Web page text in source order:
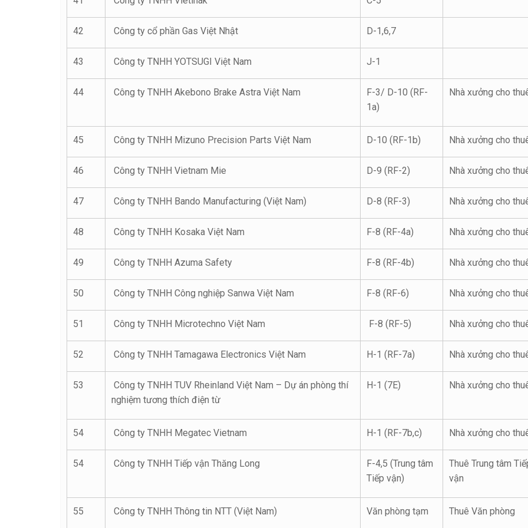
42 Công ty cổ phần Gas Việt Nhật D-1,6,7
43 Công ty TNHH YOTSUGI Việt Nam J-1
44 Công ty TNHH Akebono Brake Astra Việt Nam
F-3/ D-10 (RF-
1a)
Nhà xưởng cho
45 Công ty TNHH Mizuno Precision Parts Việt Nam D-10 (RF-1b) Nhà xưởng cho
46 Công ty TNHH Vietnam Mie D-9 (RF-2) Nhà xưởng cho
47 Công ty TNHH Bando Manufacturing (Việt Nam) D-8 (RF-3) Nhà xưởng cho
48 Công ty TNHH Kosaka Việt Nam F-8 (RF-4a) Nhà xưởng cho
49 Công ty TNHH Azuma Safety F-8 (RF-4b) Nhà xưởng cho
50 Công ty TNHH Công nghiệp Sanwa Việt Nam F-8 (RF-6) Nhà xưởng cho
51 Công ty TNHH Microtechno Việt Nam F-8 (RF-5) Nhà xưởng cho
52 Công ty TNHH Tamagawa Electronics Việt Nam H-1 (RF-7a) Nhà xưởng cho
53
Công ty TNHH TUV Rheinland Việt Nam – Dự án phòng thí
nghiệm tương thích điện từ
H-1 (7E) Nhà xưởng cho
54 Công ty TNHH Megatec Vietnam H-1 (RF-7b,c) Nhà xưởng cho
54 Công ty TNHH Tiếp vận Thăng Long
F-4,5 (Trung tâm
Tiếp vận)
Thuê Trung tâm
vận
55 Công ty TNHH Thông tin NTT (Việt Nam) Văn phòng tạm Thuê Văn phòng